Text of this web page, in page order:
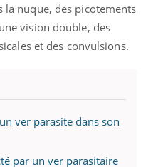
la nuque, des picotements
vision double, des
et des convulsions.
ver parasite dans son
par un ver parasitaire